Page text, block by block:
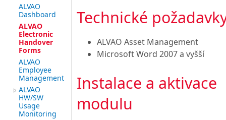
ALVAO
Dashboard
ALVAO
Electronic
Handover
Forms
ALVAO
Employee
Management
ALVAO
HW/SW
Usage
Monitoring
Technické
ALVAO Asset Management
Microsoft Word 2007 a vyšší
Instalace a aktivace
modulu